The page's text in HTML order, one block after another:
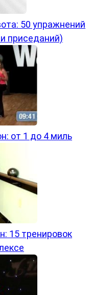
50 упражнений
приседаний)
от 1 до 4 миль
15 тренировок